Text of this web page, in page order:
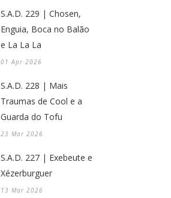
S.A.D. 229 | Chosen,
Enguia, Boca no Balão
e La La La
01 Apr 2026
S.A.D. 228 | Mais
Traumas de Cool e a
Guarda do Tofu
23 Mar 2026
S.A.D. 227 | Exebeute e
Xézerburguer
13 Mar 2026